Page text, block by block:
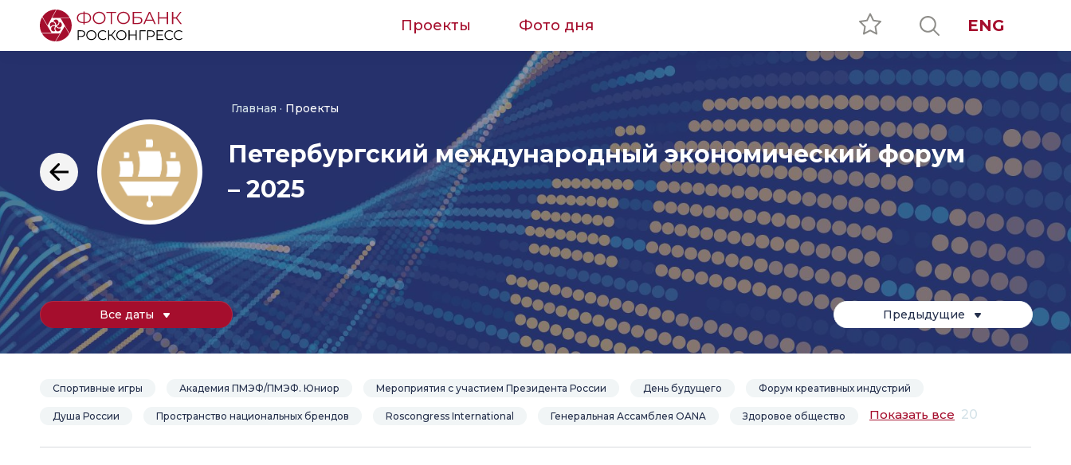
Проекты Фото дня Все проекты
ENG
Петербургский международный экономический форум
– 2025
Главная Проекты
Все даты Предыдущие
Спортивные игры Академия ПМЭФ/ПМЭФ. Юниор Мероприятия с участием Президента России День будущего Форум креативных индустрий
Душа России Пространство национальных брендов Roscongress International Генеральная Ассамблея OANA Здоровое общество Показать все 20